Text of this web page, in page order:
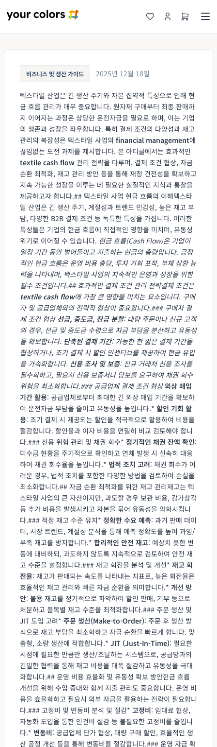
비즈니스 및 생산 가이드 2025년 12월 18일
텍스타일 산업은 긴 생산 주기와 자본 집약적 특성으로 인해 현
금 흐름 관리가 매우 중요합니다. 원자재 구매부터 최종 판매까
지 이어지는 과정은 상당한 운전자금을 필요로 하며, 이는 기업
의 생존과 성장을 좌우합니다. 특히 결제 조건의 다양성과 재고
관리의 복잡성은 텍스타일 사업의 financial management에
끊임없는 도전 과제를 제시합니다. 본 아티클에서는 효과적인
textile cash flow 관리 전략을 다루며, 결제 조건 협상, 자금
순환 최적화, 재고 관리 방안 등을 통해 재정 건전성을 확보하고
지속 가능한 성장을 이루는 데 필요한 실질적인 지식과 통찰을
제공하고자 합니다.## 텍스타일 사업 현금 흐름의 이해텍스타
일 산업은 긴 생산 주기, 계절성과 트렌드 민감성, 높은 재고 부
담, 다양한 B2B 결제 조건 등 독특한 특성을 가집니다. 이러한
특성들은 기업의 현금 흐름에 직접적인 영향을 미치며, 유동성
위기로 이어질 수 있습니다. 현금 흐름(Cash Flow)은 기업이
일정 기간 동안 벌어들이고 지출하는 현금의 총량입니다. 긍정
적인 현금 흐름은 운영 비용 충당, 투자 기회 포착, 부채 상환 능
력을 나타내며, 텍스타일 사업의 지속적인 운영과 성장을 위한
필수 조건입니다.## 효과적인 결제 조건 관리 전략결제 조건은
textile cash flow에 가장 큰 영향을 미치는 요소입니다. 구매
자 및 공급업체와의 전략적 협상이 중요합니다.### 구매자 결
제 조건 협상 선금, 중도금, 잔금 분할: 대량 주문이나 신규 고객
의 경우, 선금 및 중도금 수령으로 자금 부담을 분산하고 유동성
을 확보합니다. 단축된 결제 기간: 가능한 한 짧은 결제 기간을
협상하거나, 조기 결제 시 할인 인센티브를 제공하여 현금 유입
을 가속화합니다. 신용 조사 및 보증: 신규 거래처 신용 조사를
필수화하고, 필요시 신용 보증서나 담보를 요구하여 채권 회수
위험을 최소화합니다.### 공급업체 결제 조건 협상 외상 매입
기간 활용: 공급업체로부터 최대한 긴 외상 매입 기간을 확보하
여 운전자금 부담을 줄이고 유동성을 높입니다.* 할인 기회 활
용: 조기 결제 시 제공되는 할인을 적극적으로 활용하여 비용을
절감합니다. 할인율과 이자 비용을 면밀히 비교 검토해야 합니
다.### 신용 위험 관리 및 채권 회수* 정기적인 채권 잔액 확인:
미수금 현황을 주기적으로 확인하고 연체 발생 시 신속히 대응
하여 채권 회수율을 높입니다.* 법적 조치 고려: 채권 회수가 어
려운 경우, 법적 조치를 포함한 다양한 방법을 검토하여 손실을
최소화합니다.## 자금 순환 최적화를 위한 재고 관리재고는 텍
스타일 사업의 큰 자산이지만, 과도할 경우 보관 비용, 감가상각
등 추가 비용을 발생시키고 자본을 묶어 유동성을 악화시킵니
다.### 적정 재고 수준 유지* 정확한 수요 예측: 과거 판매 데이
터, 시장 트렌드, 계절성 분석을 통해 예측 정확도를 높여 과잉/
부족 재고를 방지합니다.* 합리적인 안전 재고: 예상치 못한 변
동에 대비하되, 과도하지 않도록 지속적으로 검토하여 안전 재
고 수준을 설정합니다.### 재고 회전율 분석 및 개선* 재고 회
전율: 재고가 판매되는 속도를 나타내는 지표로, 높은 회전율은
효율적인 재고 관리와 빠른 자금 순환을 의미합니다.* 개선 방
안: 불용 재고를 정기적으로 파악하여 할인 판매, 기부 등으로
처분하고 품목별 재고 수준을 최적화합니다.### 주문 생산 및
JIT 도입 고려* 주문 생산(Make-to-Order): 주문 후 생산 방
식으로 재고 부담을 최소화하고 자금 순환을 빠르게 합니다. 맞
춤형, 소량 생산에 적합합니다.* JIT (Just-In-Time): 필요한
시점에 필요한 만큼만 생산/조달하는 시스템으로, 공급망과의
긴밀한 협력을 통해 재고 비용을 대폭 절감하고 유동성을 극대
화합니다.## 운영 비용 효율화 및 유동성 확보 방안현금 흐름
개선을 위해 수입 증대와 함께 지출 관리도 중요합니다. 운영 비
용을 효율화하고 필요시 외부 자금을 활용하는 전략이 필요합니
다.### 고정비 및 변동비 분석 및 절감* 고정비: 임대료 협상,
자동화 도입을 통한 인건비 절감 등 불필요한 고정비를 줄입니
다.* 변동비: 공급업체 단가 협상, 대량 구매 할인, 효율적인 생
산 공정 개선 등을 통해 변동비를 절감합니다.### 운영 자금 확